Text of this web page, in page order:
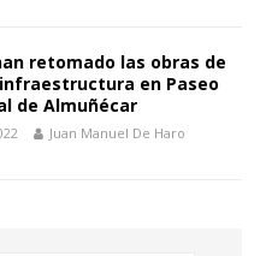
retomado las obras de
en Paseo
de Almuñécar
Juan Manuel De Haro